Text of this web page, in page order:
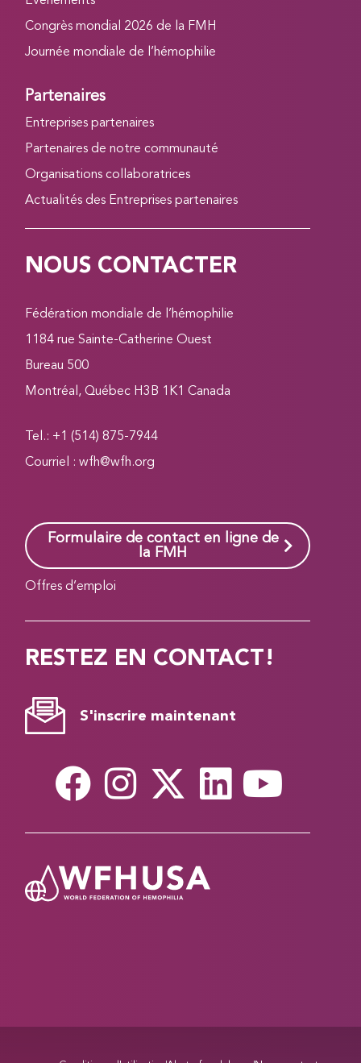
Congrès mondial 2026 de la FMH
Journée mondiale de l’hémophilie
Partenaires
Entreprises partenaires
Partenaires de notre communauté
Organisations collaboratrices
Actualités des Entreprises partenaires
NOUS CONTACTER
Fédération mondiale de l’hémophilie
1184 rue Sainte-Catherine Ouest
Bureau 500
Montréal, Québec H3B 1K1 Canada
Tel.: +1 (514) 875-7944
Courriel :wfh@wfh.org
Formulaire de contact en ligne de
la FMH
Offres d’emploi
RESTEZ EN CONTACT!
S'inscrire maintenant